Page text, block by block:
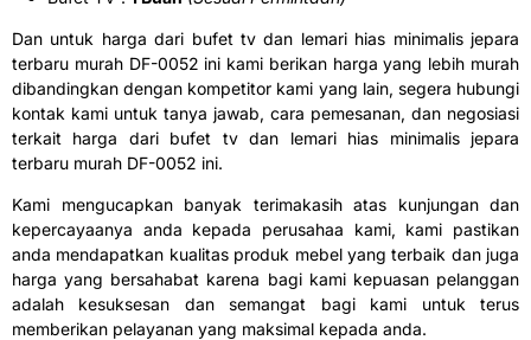
Dan untuk harga dari bufet tv dan lemari hias minimalis jepara
terbaru murah DF-0052 ini kami berikan harga yang lebih murah
dibandingkan dengan kompetitor kami yang lain, segera hubungi
kontak kami untuk tanya jawab, cara pemesanan, dan negosiasi
terkait harga dari bufet tv dan lemari hias minimalis jepara
terbaru murah DF-0052 ini.
Kami mengucapkan banyak terimakasih atas kunjungan dan
kepercayaanya anda kepada perusahaa kami, kami pastikan
anda mendapatkan kualitas produk mebel yang terbaik dan juga
harga yang bersahabat karena bagi kami kepuasan pelanggan
adalah kesuksesan dan semangat bagi kami untuk terus
memberikan pelayanan yang maksimal kepada anda.